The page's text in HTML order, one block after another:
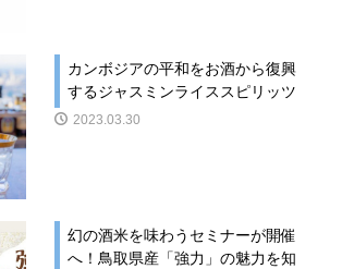
カンボジアの平和をお酒から復興
するジャスミンライススピリッツ
2023.03.30
幻の酒米を味わうセミナーが開催
へ！鳥取県産「強力」の魅力を知